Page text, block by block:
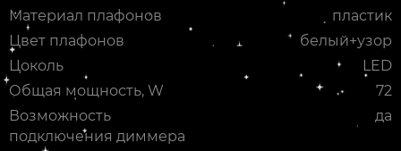
Материал плафонов
пластик
Цвет плафонов
белый+узор
Цоколь
LED
Общая мощность, W
72
Возможность
подключения диммера
да